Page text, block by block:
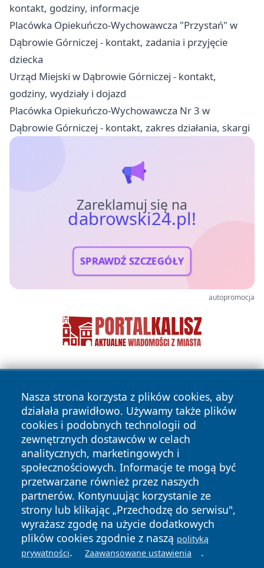
kontakt, godziny, informacje
Placówka Opiekuńczo-Wychowawcza "Przystań" w
Dąbrowie Górniczej - kontakt, zadania i przyjęcie
dziecka
Urząd Miejski w Dąbrowie Górniczej - kontakt,
godziny, wydziały i dojazd
Placówka Opiekuńczo-Wychowawcza Nr 3 w
Dąbrowie Górniczej - kontakt, zakres działania, skargi
Zareklamuj się na
dabrowski24.pl!
SPRAWDŹ SZCZEGÓŁY
autopromocja
Nasza strona korzysta z plików cookies, aby
działała prawidłowo. Używamy także plików
cookies i podobnych technologii od
zewnętrznych dostawców w celach
analitycznych, marketingowych i
społecznościowych. Informacje te mogą być
przetwarzane również przez naszych
partnerów. Kontynuując korzystanie ze
strony lub klikając „Przechodzę do serwisu",
wyrażasz zgodę na użycie dodatkowych
plików cookies zgodnie z naszą polityką
prywatności. Zaawansowane ustawienia .
Copyright © 2026 dabrowski24.pl Wszystkie prawa
zastrzeżone.
News Autorzy
Polityka
Prywatności
Polityka
Cookies